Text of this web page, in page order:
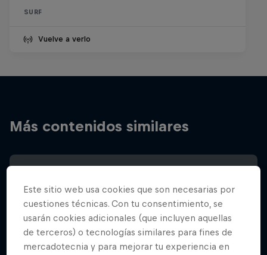
SURF
Vuelve a verlo
Más contenidos similares
Este sitio web usa cookies que son necesarias por
cuestiones técnicas. Con tu consentimiento, se
usarán cookies adicionales (que incluyen aquellas
de terceros) o tecnologías similares para fines de
mercadotecnia y para mejorar tu experiencia en